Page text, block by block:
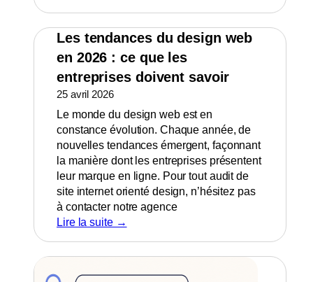
Les tendances du design web
en 2026 : ce que les
entreprises doivent savoir
25 avril 2026
Le monde du design web est en
constance évolution. Chaque année, de
nouvelles tendances émergent, façonnant
la manière dont les entreprises présentent
leur marque en ligne. Pour tout audit de
site internet orienté design, n’hésitez pas
à contacter notre agence
Lire la suite →